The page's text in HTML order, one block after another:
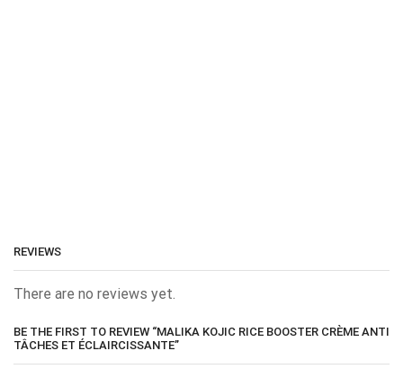
REVIEWS
There are no reviews yet.
BE THE FIRST TO REVIEW “MALIKA KOJIC RICE BOOSTER CRÈME ANTI
TÂCHES ET ÉCLAIRCISSANTE”